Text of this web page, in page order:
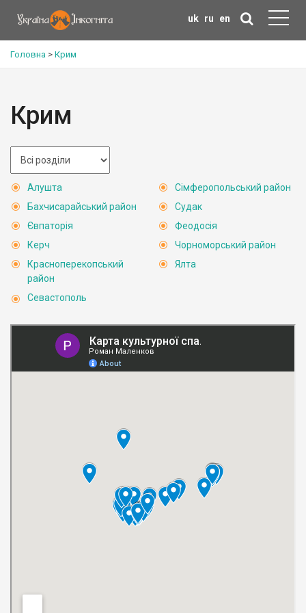
uk ru en
Головна > Крим
Крим
Алушта
Бахчисарайський район
Євпаторія
Керч
Красноперекопський
район
Севастополь
Сімферопольський район
Судак
Феодосія
Чорноморський район
Ялта